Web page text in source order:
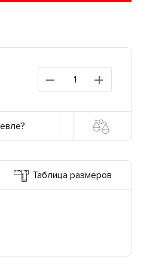
Таблица размеров